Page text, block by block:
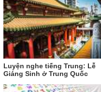
Luyện nghe tiếng Trung: Lễ
Giáng Sinh ở Trung Quốc